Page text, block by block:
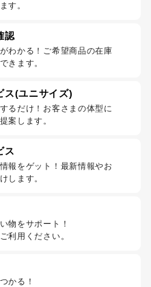
す。
認
わかる！ご希望商品の在庫
きます。
ス(ユニサイズ)
るだけ！お客さまの体型に
案します。
ス
報をゲット！最新情報やお
します。
物をサポート！
利用ください。
かる！